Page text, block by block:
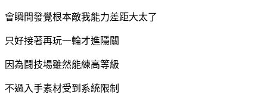
會瞬間發覺根本敵我能力差距大太了
只好接著再玩一輪才進隱關
因為鬪技場雖然能練高等級
不過入手素材受到系統限制